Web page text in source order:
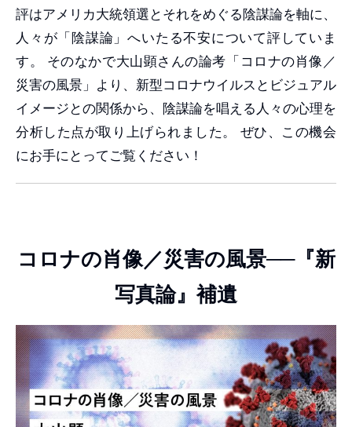
評はアメリカ大統領選とそれをめぐる陰謀論を軸に、
人々が「陰謀論」へいたる不安について評していま
す。 そのなかで大山顕さんの論考「コロナの肖像／
災害の風景」より、新型コロナウイルスとビジュアル
イメージとの関係から、陰謀論を唱える人々の心理を
分析した点が取り上げられました。 ぜひ、この機会
にお手にとってご覧ください！
コロナの肖像／災害の風景──『新
写真論』補遺